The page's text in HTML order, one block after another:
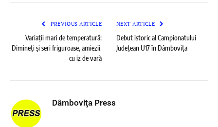
PREVIOUS ARTICLE
Variații mari de temperatură:
Dimineți și seri friguroase, amiezii
cu iz de vară
NEXT ARTICLE
Debut istoric al Campionatului
Județean U17 în Dâmbovița
Dâmboviţa Press